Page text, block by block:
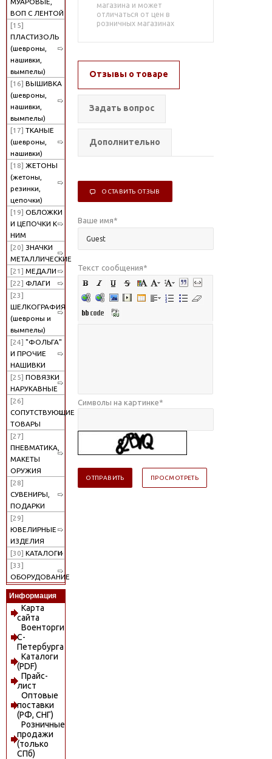
МУАРОВЫЕ,
ВОП С ЛЕНТОЙ
[15]
ПЛАСТИЗОЛЬ
(шевроны,
нашивки,
вымпелы)
[16] ВЫШИВКА
(шевроны,
нашивки,
вымпелы)
[17] ТКАНЫЕ
(шевроны,
нашивки)
[18] ЖЕТОНЫ
(жетоны,
резинки,
цепочки)
[19] ОБЛОЖКИ
И ЦЕПОЧКИ К
НИМ
[20] ЗНАЧКИ
МЕТАЛЛИЧЕСКИЕ
[21] МЕДАЛИ
[22] ФЛАГИ
[23]
ШЕЛКОГРАФИЯ
(шевроны и
вымпелы)
[24] "ФОЛЬГА"
И ПРОЧИЕ
НАШИВКИ
[25] ПОВЯЗКИ
НАРУКАВНЫЕ
[26]
СОПУТСТВУЮЩИЕ
ТОВАРЫ
[27]
ПНЕВМАТИКА,
МАКЕТЫ
ОРУЖИЯ
[28]
СУВЕНИРЫ,
ПОДАРКИ
[29]
ЮВЕЛИРНЫЕ
ИЗДЕЛИЯ
[30] КАТАЛОГИ
[33]
ОБОРУДОВАНИЕ
Информация
Карта
сайта
Военторги
С-
Петербурга
Каталоги
(PDF)
Прайс-
лист
Оптовые
поставки
(РФ, СНГ)
Розничные
продажи
(только
СПб)
магазина и может
отличаться от цен в
розничных магазинах
Отзывы о товаре
Задать вопрос
Дополнительно
ОСТАВИТЬ ОТЗЫВ
Ваше имя*
Текст сообщения*
Символы на картинке*